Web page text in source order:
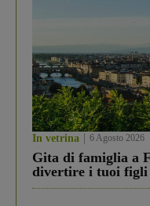
In vetrina 6 Agosto 2026
Gita di famiglia a
divertire i tuoi figli